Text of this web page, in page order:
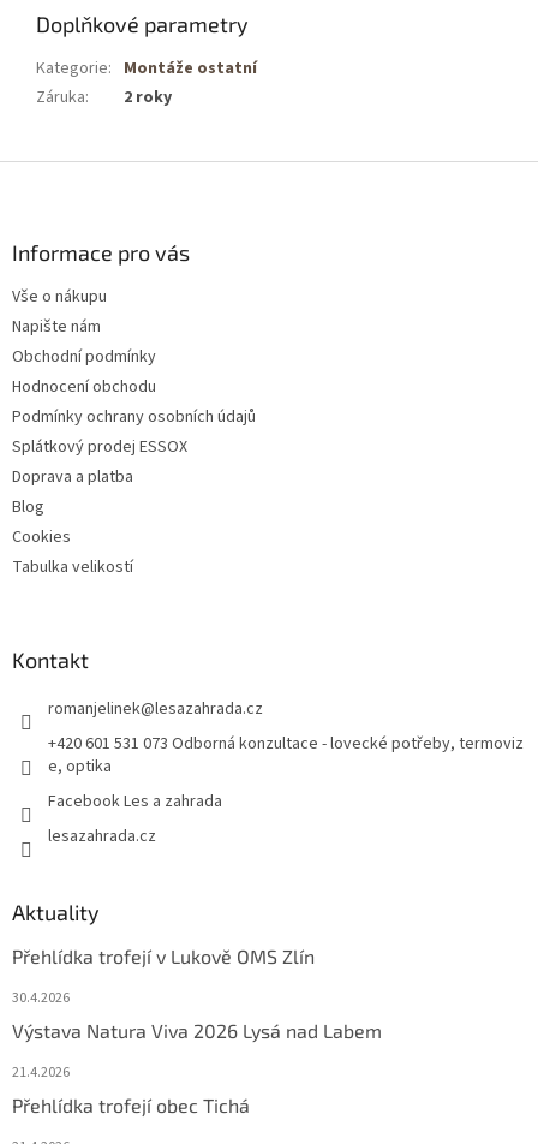
Doplňkové parametry
Kategorie: Montáže ostatní
Záruka: 2 roky
Informace pro vás
Vše o nákupu
Napište nám
Obchodní podmínky
Hodnocení obchodu
Podmínky ochrany osobních údajů
Splátkový prodej ESSOX
Doprava a platba
Blog
Cookies
Tabulka velikostí
Kontakt
romanjelinek@lesazahrada.cz
+420 601 531 073 Odborná konzultace - lovecké potřeby, termoviz
e, optika
Facebook Les a zahrada
lesazahrada.cz
Aktuality
Přehlídka trofejí v Lukově OMS Zlín
30.4.2026
Výstava Natura Viva 2026 Lysá nad Labem
21.4.2026
Přehlídka trofejí obec Tichá